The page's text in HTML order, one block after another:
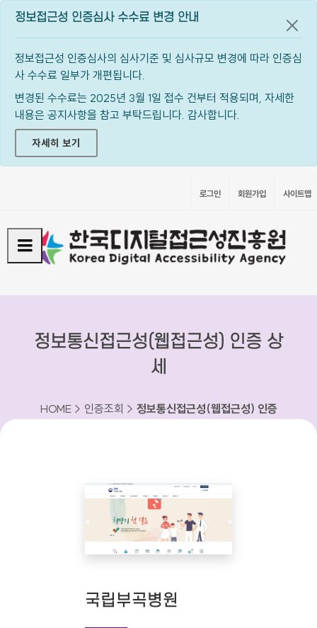
정보접근성 인증심사 수수료 변경 안내
정보접근성 인증심사의 심사기준 및 심사규모 변경에 따라 인증심
사 수수료 일부가 개편됩니다.
변경된 수수료는 2025년 3월 1일 접수 건부터 적용되며, 자세한
내용은 공지사항을 참고 부탁드립니다. 감사합니다.
자세히 보기
공지
로그인 회원가입 사이트맵
정보통신접근성(웹접근성) 인증 상
세
HOME > 인증조회 > 정보통신접근성(웹접근성) 인증
국립부곡병원